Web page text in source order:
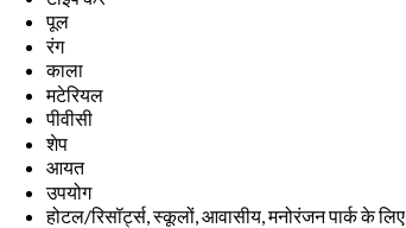
पूल
रंग
काला
मटेरियल
पीवीसी
शेप
आयत
उपयोग
होटल/रिसॉर्ट्स, स्कूलों, आवासीय, मनोरंजन पार्क के लिए